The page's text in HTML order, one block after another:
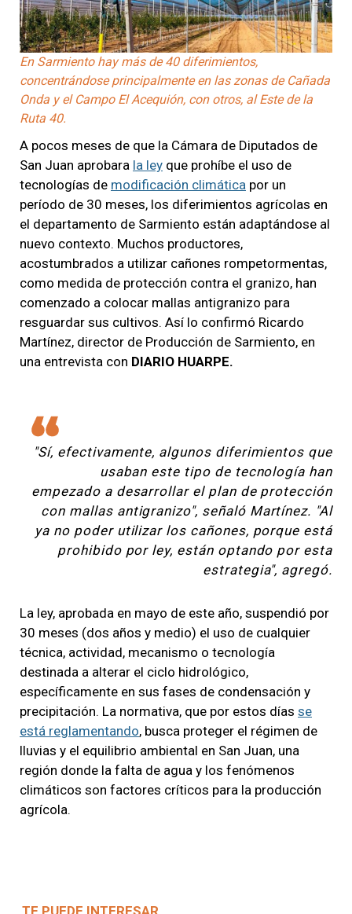
En Sarmiento hay más de 40 diferimientos,
concentrándose principalmente en las zonas de Cañada
Onda y el Campo El Acequión, con otros, al Este de la
Ruta 40.
A pocos meses de que la Cámara de Diputados de
San Juan aprobara la ley que prohíbe el uso de
tecnologías de modificación climática por un
período de 30 meses, los diferimientos agrícolas en
el departamento de Sarmiento están adaptándose al
nuevo contexto. Muchos productores,
acostumbrados a utilizar cañones rompetormentas,
como medida de protección contra el granizo, han
comenzado a colocar mallas antigranizo para
resguardar sus cultivos. Así lo confirmó Ricardo
Martínez, director de Producción de Sarmiento, en
una entrevista con DIARIO HUARPE.
"Sí, efectivamente, algunos diferimientos que
usaban este tipo de tecnología han
empezado a desarrollar el plan de protección
con mallas antigranizo", señaló Martínez. "Al
ya no poder utilizar los cañones, porque está
prohibido por ley, están optando por esta
estrategia", agregó.
La ley, aprobada en mayo de este año, suspendió por
30 meses (dos años y medio) el uso de cualquier
técnica, actividad, mecanismo o tecnología
destinada a alterar el ciclo hidrológico,
específicamente en sus fases de condensación y
precipitación. La normativa, que por estos días se
está reglamentando, busca proteger el régimen de
lluvias y el equilibrio ambiental en San Juan, una
región donde la falta de agua y los fenómenos
climáticos son factores críticos para la producción
agrícola.
TE PUEDE INTERESAR